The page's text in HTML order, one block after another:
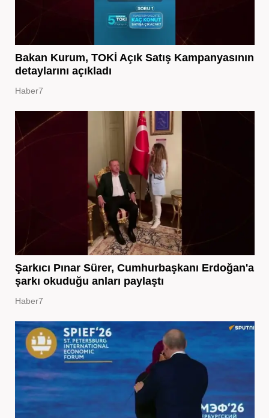
Bakan Kurum, TOKİ Açık Satış Kampanyasının
detaylarını açıkladı
Haber7
Şarkıcı Pınar Sürer, Cumhurbaşkanı Erdoğan'a
şarkı okuduğu anları paylaştı
Haber7